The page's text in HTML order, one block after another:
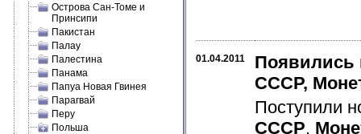
Острова Сан-Томе и
Принсипи
Пакистан
Палау
Палестина
Панама
Папуа Новая Гвинея
Парагвай
Перу
Польша
01.04.2011
Появились
СССР,
Поступили
СССР,